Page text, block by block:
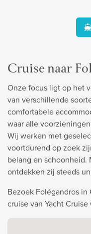
Cruise naar
Onze focus ligt op het
van verschillende
comfortabele
waar alle
Wij werken met
voortdurend op zoek
belang en
ontdekken zij steeds
Bezoek Folégandros
cruise van Yacht Cruise